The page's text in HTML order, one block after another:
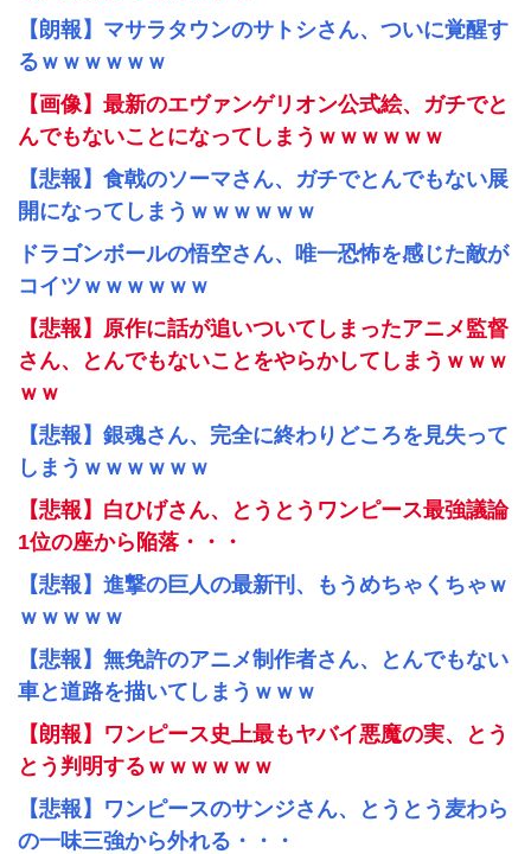
【朗報】マサラタウンのサトシさん、ついに覚醒す
るｗｗｗｗｗｗ
【画像】最新のエヴァンゲリオン公式絵、ガチでと
んでもないことになってしまうｗｗｗｗｗｗ
【悲報】食戟のソーマさん、ガチでとんでもない展
開になってしまうｗｗｗｗｗｗ
ドラゴンボールの悟空さん、唯一恐怖を感じた敵が
コイツｗｗｗｗｗｗ
【悲報】原作に話が追いついてしまったアニメ監督
さん、とんでもないことをやらかしてしまうｗｗｗ
ｗｗ
【悲報】銀魂さん、完全に終わりどころを見失って
しまうｗｗｗｗｗｗ
【悲報】白ひげさん、とうとうワンピース最強議論
1位の座から陥落・・・
【悲報】進撃の巨人の最新刊、もうめちゃくちゃｗ
ｗｗｗｗｗ
【悲報】無免許のアニメ制作者さん、とんでもない
車と道路を描いてしまうｗｗｗ
【朗報】ワンピース史上最もヤバイ悪魔の実、とう
とう判明するｗｗｗｗｗｗ
【悲報】ワンピースのサンジさん、とうとう麦わら
の一味三強から外れる・・・